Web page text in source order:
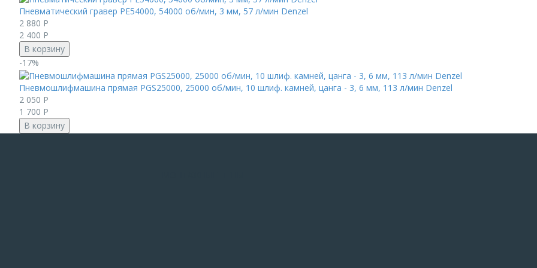
Пневматический гравер PE54000, 54000 об/мин, 3 мм, 57 л/мин Denzel
2 880 Р
2 400 Р
В корзину
-17%
Пневмошлифмашина прямая PGS25000, 25000 об/мин, 10 шлиф. камней, цанга - 3, 6 мм, 113 л/мин Denzel
2 050 Р
1 700 Р
В корзину